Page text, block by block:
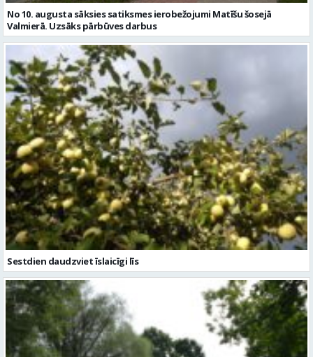
No 10. augusta sāksies satiksmes ierobežojumi Matīšu šosejā
Valmierā. Uzsāks pārbūves darbus
Sestdien daudzviet īslaicīgi līs